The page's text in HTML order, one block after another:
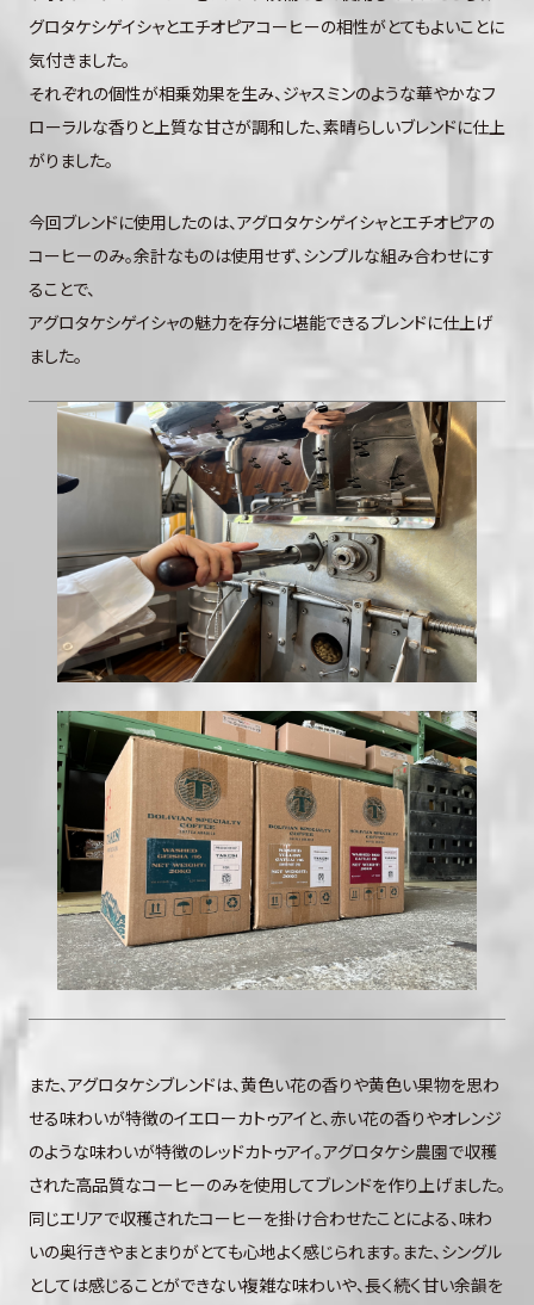
グロタケシゲイシャとエチオピアコーヒーの相性がとてもよいことに
気付きました。
それぞれの個性が相乗効果を生み、ジャスミンのような華やかなフ
ローラルな香りと上質な甘さが調和した、素晴らしいブレンドに仕上
がりました。
今回ブレンドに使用したのは、アグロタケシゲイシャとエチオピアの
コーヒーのみ。余計なものは使用せず、シンプルな組み合わせにす
ることで、
アグロタケシゲイシャの魅力を存分に堪能できるブレンドに仕上げ
ました。
また、アグロタケシブレンドは、黄色い花の香りや黄色い果物を思わ
せる味わいが特徴のイエローカトゥアイと、赤い花の香りやオレンジ
のような味わいが特徴のレッドカトゥアイ。アグロタケシ農園で収穫
された高品質なコーヒーのみを使用してブレンドを作り上げました。
同じエリアで収穫されたコーヒーを掛け合わせたことによる、味わ
いの奥行きやまとまりがとても心地よく感じられます。また、シングル
としては感じることができない複雑な味わいや、長く続く甘い余韻を